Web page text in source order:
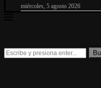
miércoles, 5 agosto 2026